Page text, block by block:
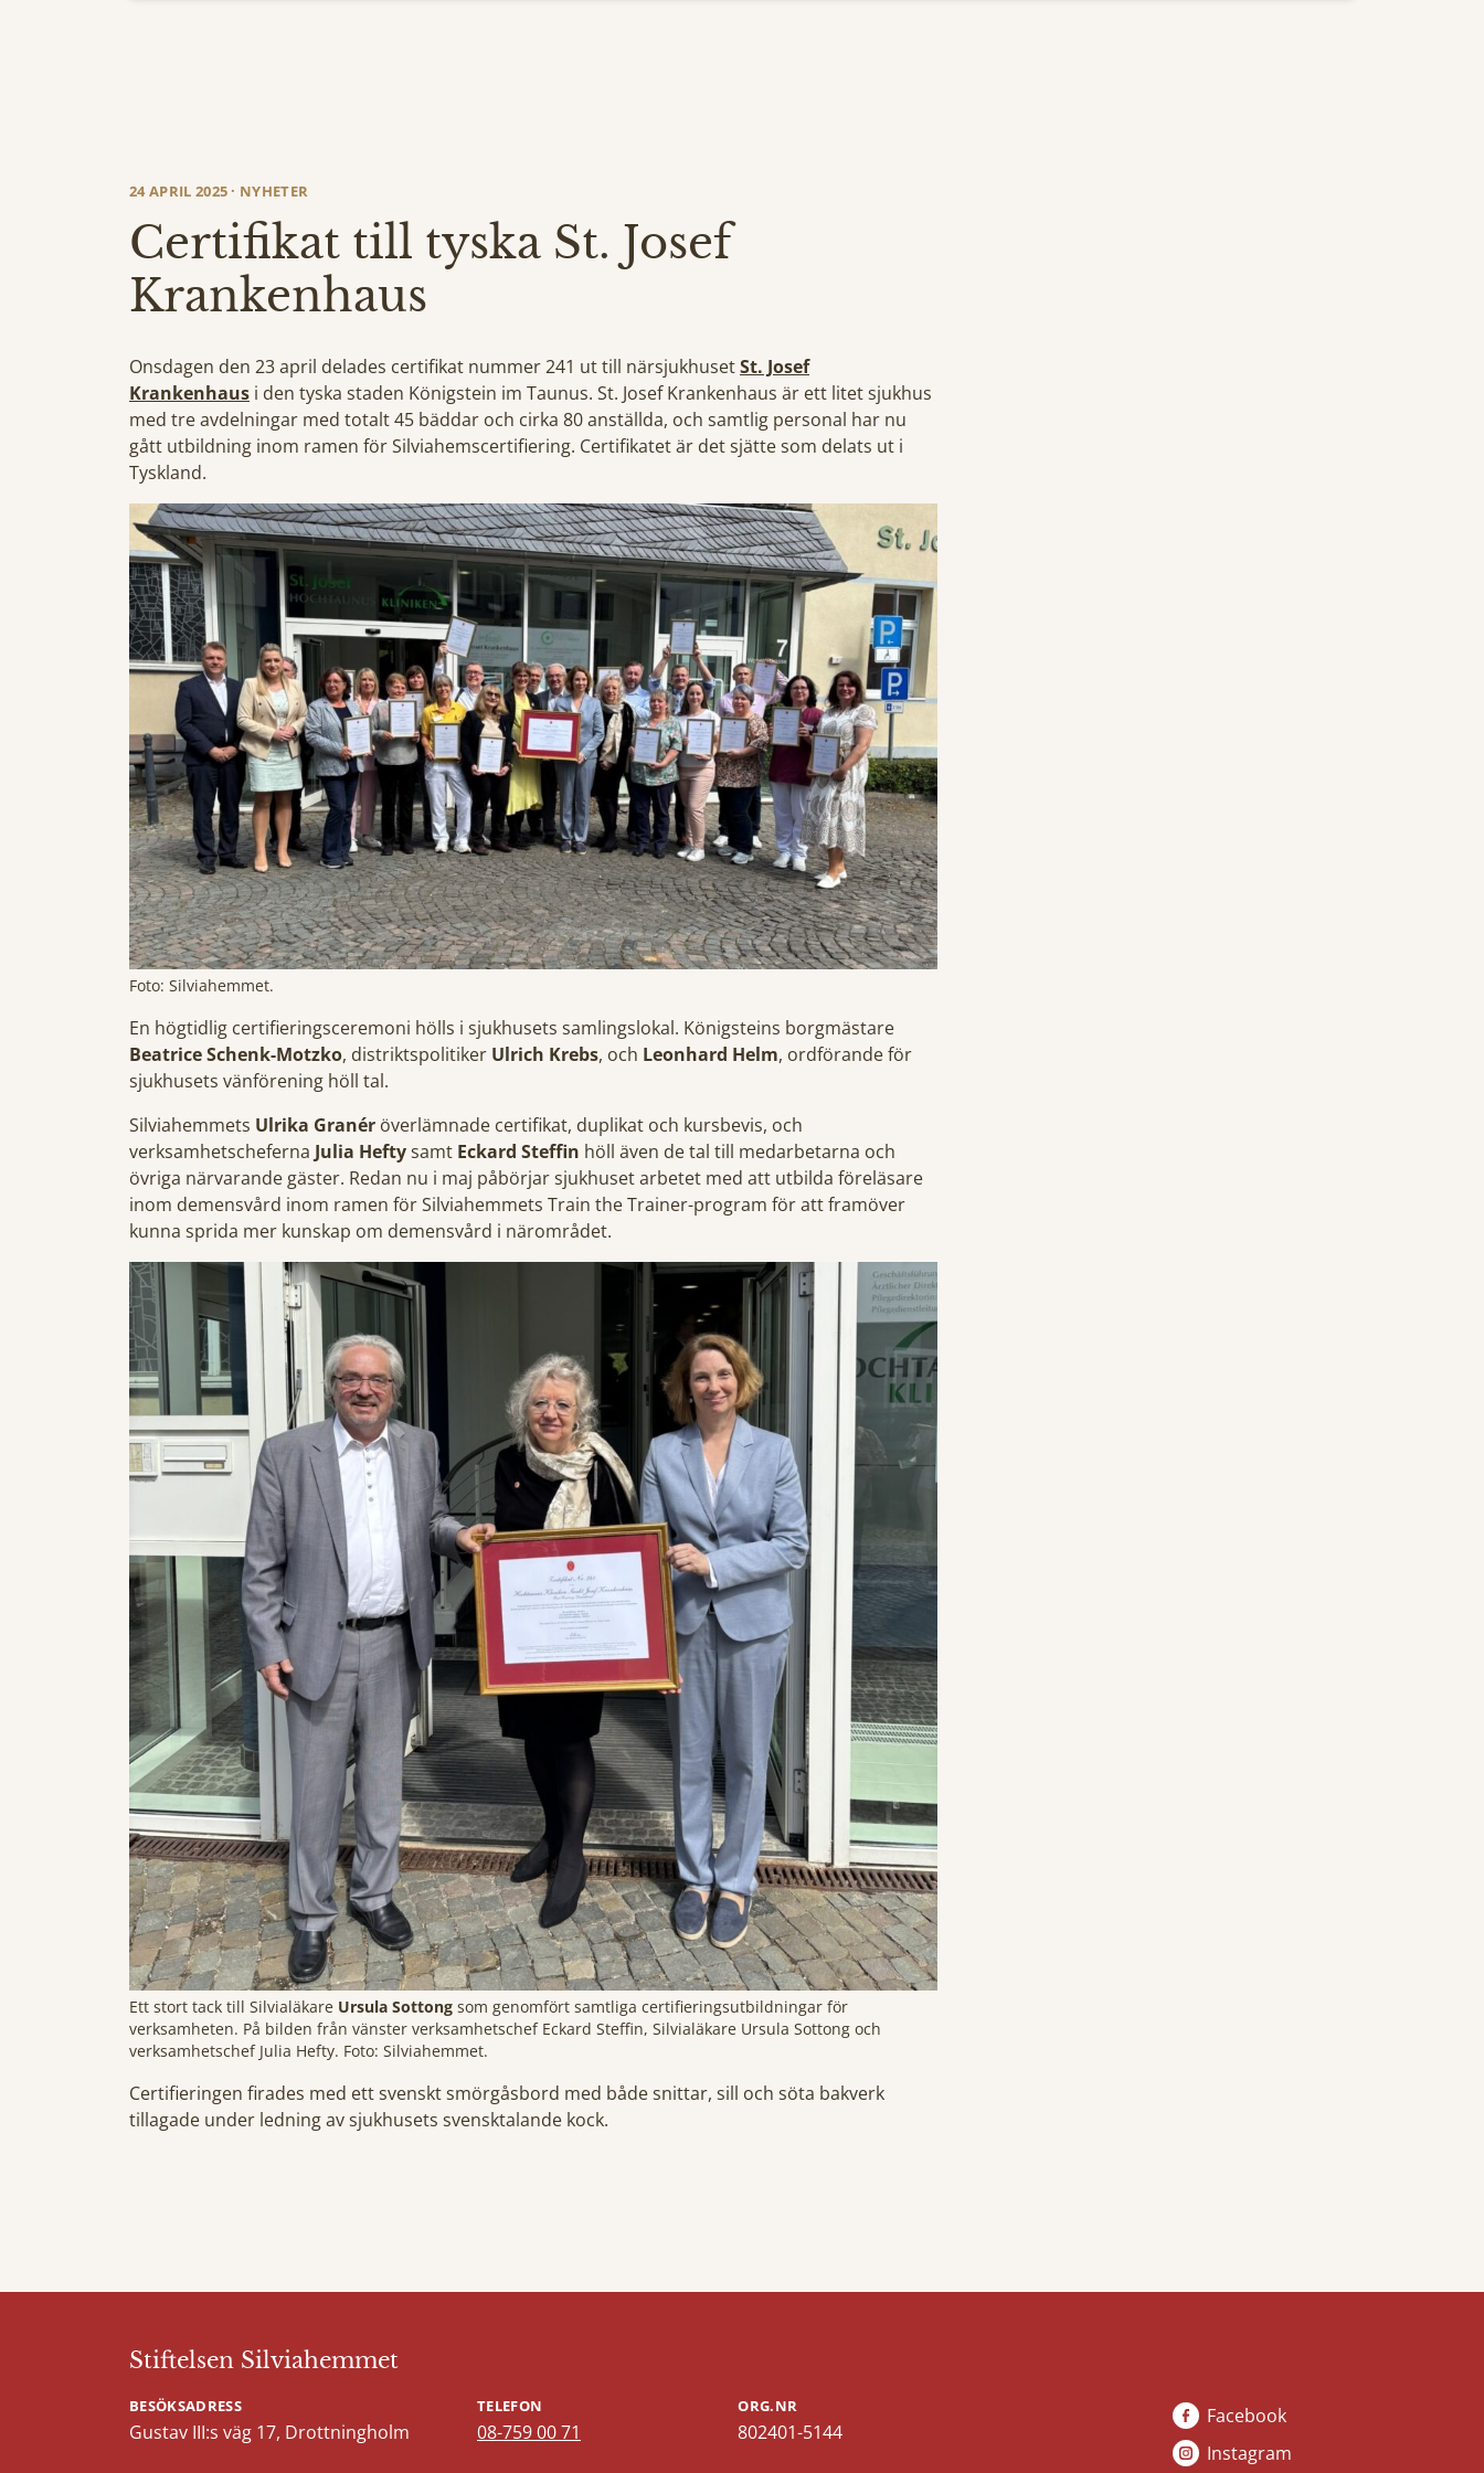
24 APRIL 2025 · NYHETER
Certifikat till tyska St. Josef
Krankenhaus
Onsdagen den 23 april delades certifikat nummer 241 ut till närsjukhusetSt. Josef
Krankenhaus i den tyska staden Königstein im Taunus. St. Josef Krankenhaus är ett litet sjukhus
med tre avdelningar med totalt 45 bäddar och cirka 80 anställda, och samtlig personal har nu
gått utbildning inom ramen för Silviahemscertifiering. Certifikatet är det sjätte som delats ut i
Tyskland.
Foto: Silviahemmet.
En högtidlig certifieringsceremoni hölls i sjukhusets samlingslokal. Königsteins borgmästare
Beatrice Schenk-Motzko, distriktspolitiker Ulrich Krebs, och Leonhard Helm, ordförande för
sjukhusets vänförening höll tal.
Silviahemmets Ulrika Granér överlämnade certifikat, duplikat och kursbevis, och
verksamhetscheferna Julia Heftysamt Eckard Steffin höll även de tal till medarbetarna och
övriga närvarande gäster. Redan nu i maj påbörjar sjukhuset arbetet med att utbilda föreläsare
inom demensvård inom ramen för Silviahemmets Train the Trainer-program för att framöver
kunna sprida mer kunskap om demensvård i närområdet.
Ett stort tack till Silvialäkare Ursula Sottong som genomfört samtliga certifieringsutbildningar för
verksamheten. På bilden från vänster verksamhetschef Eckard Steffin, Silvialäkare Ursula Sottong och
verksamhetschef Julia Hefty. Foto: Silviahemmet.
Certifieringen firades med ett svenskt smörgåsbord med både snittar, sill och söta bakverk
tillagade under ledning av sjukhusets svensktalande kock.
Stiftelsen Silviahemmet
BESÖKSADRESS
Gustav III:s väg 17, Drottningholm
TELEFON
08-759 00 71
ORG.NR
802401-5144
Facebook
Instagram